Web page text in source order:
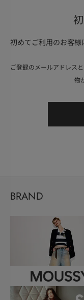
初めてご利用のお客
ご登録のメールアドレス
物
BRAND